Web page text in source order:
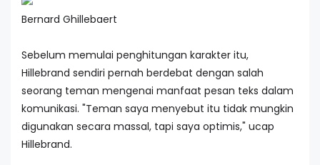
Bernard Ghillebaert
Sebelum memulai penghitungan karakter itu,
Hillebrand sendiri pernah berdebat dengan salah
seorang teman mengenai manfaat pesan teks dalam
komunikasi. "Teman saya menyebut itu tidak mungkin
digunakan secara massal, tapi saya optimis," ucap
Hillebrand.